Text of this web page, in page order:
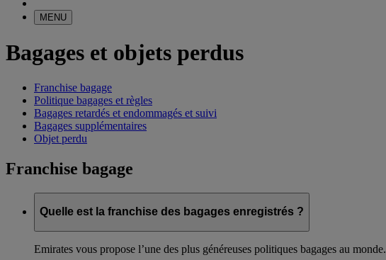
MENU
Bagages et objets perdus
Franchise bagage
Politique bagages et règles
Bagages retardés et endommagés et suivi
Bagages supplémentaires
Objet perdu
Franchise bagage
Quelle est la franchise des bagages enregistrés ?
Emirates vous propose l’une des plus généreuses politiques bagages au monde.